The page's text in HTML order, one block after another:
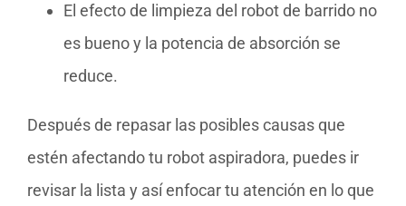
El efecto de limpieza del robot de barrido no
es bueno y la potencia de absorción se
reduce.
Después de repasar las posibles causas que
estén afectando tu robot aspiradora, puedes ir
revisar la lista y así enfocar tu atención en lo que